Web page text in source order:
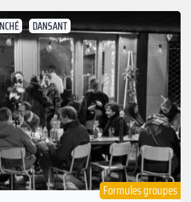
DANSANT
Suivant
Formules groupes